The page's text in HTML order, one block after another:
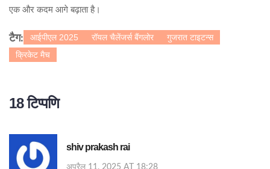
एक और कदम आगे बढ़ाता है।
टैग: आईपीएल 2025 रॉयल चैलेंजर्स बैंगलोर
गुजरात टाइटन्स
क्रिकेट मैच
18 टिप्पणि
shiv prakash rai
अप्रैल 11, 2025 AT 18:28